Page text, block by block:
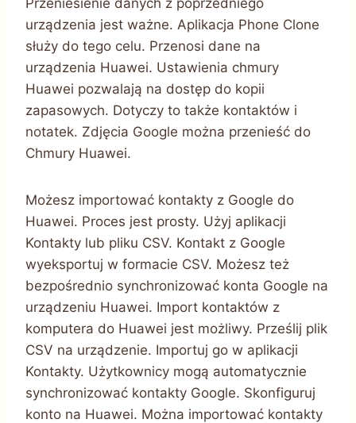
urządzenia jest ważne. Aplikacja Phone Clone
służy do tego celu. Przenosi dane na
urządzenia Huawei. Ustawienia chmury
Huawei pozwalają na dostęp do kopii
zapasowych. Dotyczy to także kontaktów i
notatek. Zdjęcia Google można przenieść do
Chmury Huawei.
Możesz importować kontakty z Google do
Huawei. Proces jest prosty. Użyj aplikacji
Kontakty lub pliku CSV. Kontakt z Google
wyeksportuj w formacie CSV. Możesz też
bezpośrednio synchronizować konta Google na
urządzeniu Huawei. Import kontaktów z
komputera do Huawei jest możliwy. Prześlij plik
CSV na urządzenie. Importuj go w aplikacji
Kontakty. Użytkownicy mogą automatycznie
synchronizować kontakty Google. Skonfiguruj
konto na Huawei. Można importować kontakty